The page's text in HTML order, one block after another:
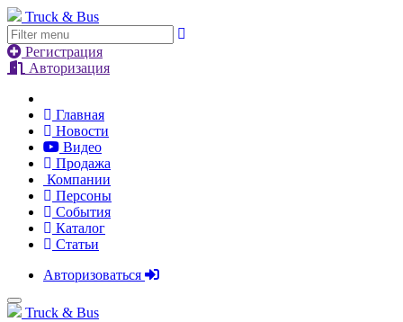
Truck & Bus
Регистрация
Авторизация
Главная
Новости
Видео
Продажа
Компании
Персоны
События
Каталог
Статьи
Авторизоваться
Truck & Bus